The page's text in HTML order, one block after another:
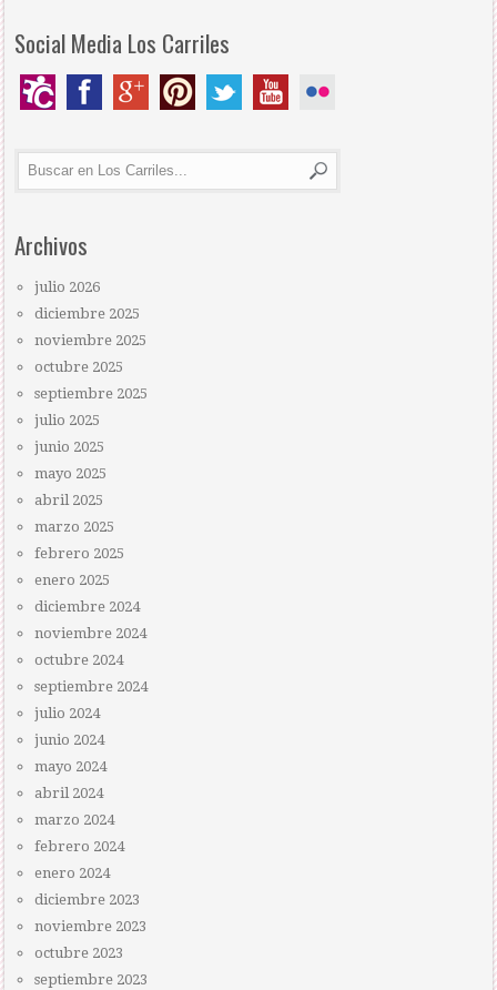
Social Media Los Carriles
Archivos
julio 2026
diciembre 2025
noviembre 2025
octubre 2025
septiembre 2025
julio 2025
junio 2025
mayo 2025
abril 2025
marzo 2025
febrero 2025
enero 2025
diciembre 2024
noviembre 2024
octubre 2024
septiembre 2024
julio 2024
junio 2024
mayo 2024
abril 2024
marzo 2024
febrero 2024
enero 2024
diciembre 2023
noviembre 2023
octubre 2023
septiembre 2023